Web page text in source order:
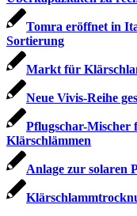
Tomra eröffnet in
Sortierung
Markt für
Neue Vivis-Reihe
Pflugschar-Mischer
Klärschlämmen
Anlage zur solaren